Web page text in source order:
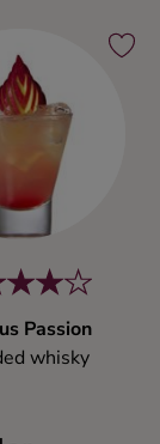
Passion
whisky